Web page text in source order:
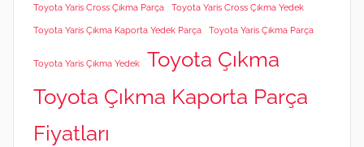
Toyota Yaris Cross Çıkma Parça Toyota Yaris Cross Çıkma Yedek
Toyota Yaris Çıkma Kaporta Yedek Parça Toyota Yaris Çıkma Parça
Toyota Yaris Çıkma Yedek
Toyota Çıkma
Toyota Çıkma Kaporta Parça
Fiyatları